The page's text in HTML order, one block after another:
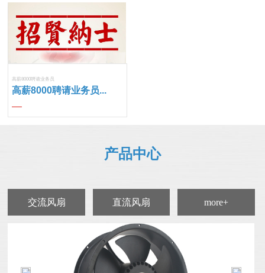
高薪8000聘请业务员
高薪8000聘请业务员...
产品中心
交流风扇 直流风扇 more+